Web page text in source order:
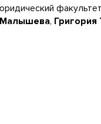
, Григория